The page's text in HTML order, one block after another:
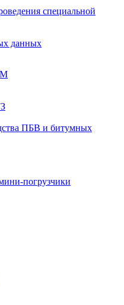
специальной
данных
ПБВ и битумных
погрузчики